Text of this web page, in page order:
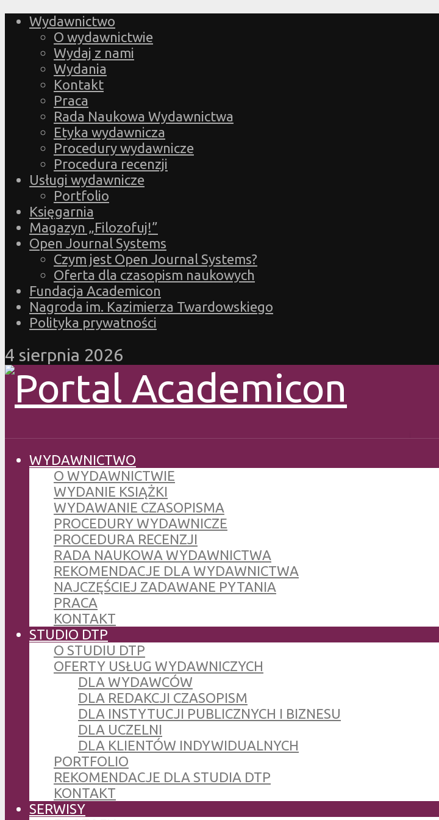
Wydawnictwo
O wydawnictwie
Wydaj z nami
Wydania
Kontakt
Praca
Rada Naukowa Wydawnictwa
Etyka wydawnicza
Procedury wydawnicze
Procedura recenzji
Usługi wydawnicze
Portfolio
Księgarnia
Magazyn „Filozofuj!”
Open Journal Systems
Czym jest Open Journal Systems?
Oferta dla czasopism naukowych
Fundacja Academicon
Nagroda im. Kazimierza Twardowskiego
Polityka prywatności
4 sierpnia 2026
WYDAWNICTWO
O WYDAWNICTWIE
WYDANIE KSIĄŻKI
WYDAWANIE CZASOPISMA
PROCEDURY WYDAWNICZE
PROCEDURA RECENZJI
RADA NAUKOWA WYDAWNICTWA
REKOMENDACJE DLA WYDAWNICTWA
NAJCZĘŚCIEJ ZADAWANE PYTANIA
PRACA
KONTAKT
STUDIO DTP
O STUDIU DTP
OFERTY USŁUG WYDAWNICZYCH
DLA WYDAWCÓW
DLA REDAKCJI CZASOPISM
DLA INSTYTUCJI PUBLICZNYCH I BIZNESU
DLA UCZELNI
DLA KLIENTÓW INDYWIDUALNYCH
PORTFOLIO
REKOMENDACJE DLA STUDIA DTP
KONTAKT
SERWISY